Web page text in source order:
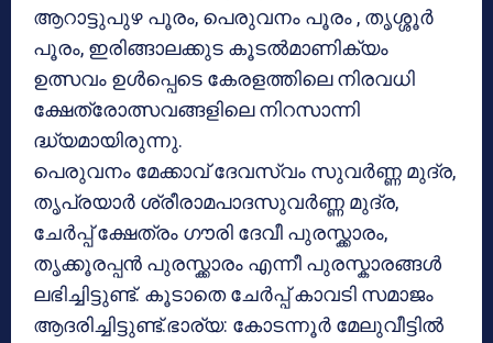
ആറാട്ടുപുഴ പൂരം, പെരുവനം പൂരം , തൃശ്ശൂർ
പൂരം, ഇരിങ്ങാലക്കുട കൂടൽമാണിക്യം
ഉത്സവം ഉൾപ്പെടെ കേരളത്തിലെ നിരവധി
ക്ഷേത്രോത്സവങ്ങളിലെ നിറസാന്നി
ദ്ധ്യമായിരുന്നു.
പെരുവനം മേക്കാവ് ദേവസ്വം സുവർണ്ണ മുദ്ര,
തൃപ്രയാർ ശ്രീരാമപാദസുവർണ്ണ മുദ്ര,
ചേർപ്പ് ക്ഷേത്രം ഗൗരി ദേവീ പുരസ്ക്കാരം,
തൃക്കൂരപ്പൻ പുരസ്ക്കാരം എന്നീ പുരസ്കാരങ്ങൾ
ലഭിച്ചിട്ടുണ്ട്. കൂടാതെ ചേർപ്പ് കാവടി സമാജം
ആദരിച്ചിട്ടുണ്ട്.ഭാര്യ: കോടന്നൂർ മേലുവീട്ടിൽ